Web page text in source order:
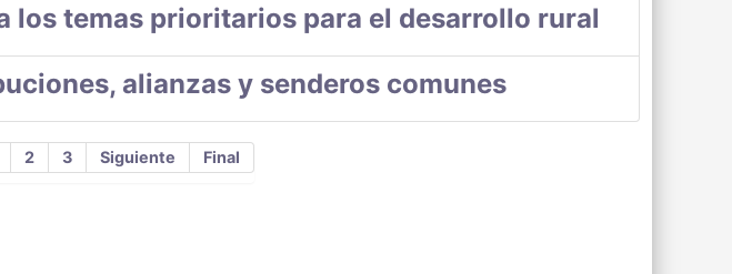
los temas prioritarios para el desarrollo rural
alianzas y senderos comunes
2 3 Siguiente Final